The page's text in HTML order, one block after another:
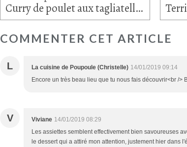
Curry de poulet aux tagliatelles de légumes
COMMENTER CET ARTICLE
L La cuisine de Poupoule (Christelle) 14/01/2019 09:14
Encore un très beau lieu que tu nous fais découvrir<br />
V Viviane 14/01/2019 08:29
Les assiettes semblent effectivement bien savoureuses
le dessert qui a attiré mon attention, justement hier dans